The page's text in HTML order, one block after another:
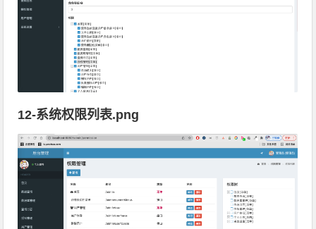
12-系统权限列表.png